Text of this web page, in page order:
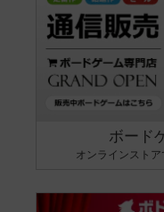
ボード
オンラインスト